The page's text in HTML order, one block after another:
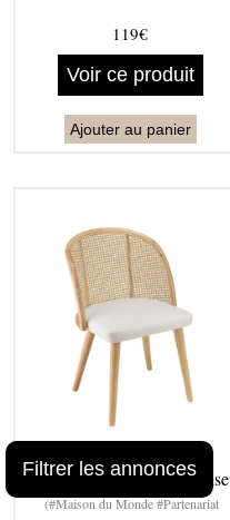
119€
Voir ce produit
Ajouter au panier
Chaise bois d?h‚v‚a - assise
(#Maison du Monde #Partenariat
Filtrer les annonces